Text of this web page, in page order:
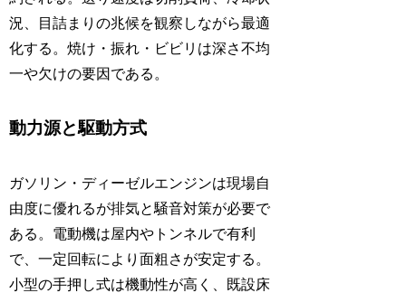
況、目詰まりの兆候を観察しながら最適
化する。焼け・振れ・ビビリは深さ不均
一や欠けの要因である。
動力源と駆動方式
ガソリン・ディーゼルエンジンは現場自
由度に優れるが排気と騒音対策が必要で
ある。電動機は屋内やトンネルで有利
で、一定回転により面粗さが安定する。
小型の手押し式は機動性が高く、既設床